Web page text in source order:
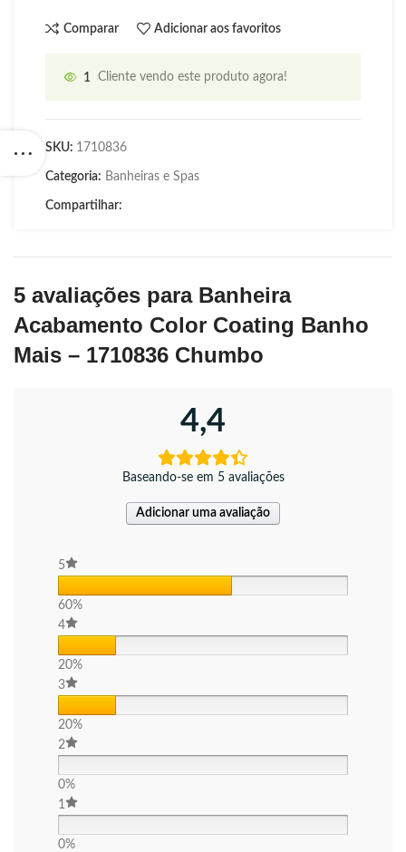
Comparar Adicionar aos favoritos
1 Cliente vendo este produto agora!
SKU: 1710836
Categoria: Banheiras e Spas
Compartilhar:
5 avaliações para Banheira
Acabamento Color Coating Banho
Mais – 1710836 Chumbo
4,4
Baseando-se em 5 avaliações
Adicionar uma avaliação
5
60%
4
20%
3
20%
2
0%
1
0%